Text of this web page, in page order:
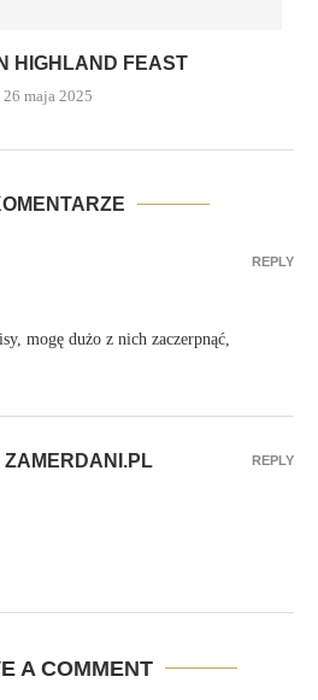
HIGHLAND FEAST
26 maja 2025
mogę dużo z nich zaczerpnąć,
REPLY
REPLY
A COMMENT